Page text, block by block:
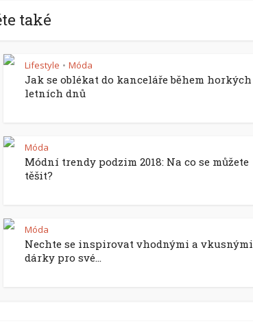
také
Lifestyle • Móda
Jak se oblékat do kanceláře během horkých
letních dnů
Móda
Módní trendy podzim 2018: Na co se můžete
těšit?
Móda
Nechte se inspirovat vhodnými a vkusnými
dárky pro své...